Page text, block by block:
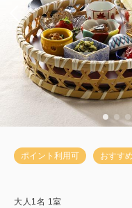
ポイント利用可 おすすめ
大人 1 名 1 室